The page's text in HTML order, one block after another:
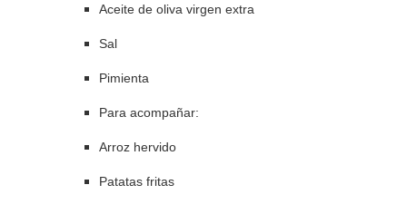
Aceite de oliva virgen extra
Sal
Pimienta
Para acompañar:
Arroz hervido
Patatas fritas